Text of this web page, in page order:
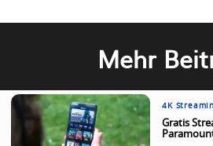
Mehr
4K
Gratis